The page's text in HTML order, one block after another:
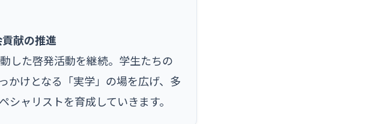
献の推進
した啓発活動を継続。学生たちの
かけとなる「実学」の場を広げ、多
ャリストを育成していきます。